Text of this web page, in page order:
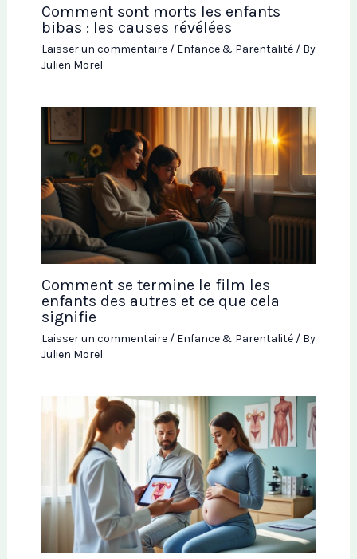
Comment sont morts les enfants
bibas : les causes révélées
Laisser un commentaire / Enfance & Parentalité/ By
Julien Morel
Comment se termine le film les
enfants des autres et ce que cela
signifie
Laisser un commentaire / Enfance & Parentalité/ By
Julien Morel